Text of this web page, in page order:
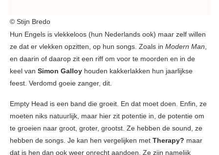
© Stijn Bredo
Hun Engels is vlekkeloos (hun Nederlands ook) maar zelf willen
ze dat er vlekken opzitten, op hun songs. Zoals in Modern Man,
en daarin of daarop zit een riff om voor te moorden en in de
keel van Simon Galloy houden kakkerlakken hun jaarlijkse
feest. Verdomd goeie zanger, dit.
Empty Head is een band die groeit. En dat moet doen. Enfin, ze
moeten niks natuurlijk, maar hier zit potentie in, de potentie om
te groeien naar groot, groter, grootst. Ze hebben de sound, ze
hebben de songs. Je kan hen vergelijken met Therapy? maar
dat is hen dan ook weer onrecht aandoen. Ze zijn namelijk